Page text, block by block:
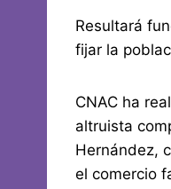
Resultará
fijar la
CNAC ha
altruista
Hernández,
el comercio